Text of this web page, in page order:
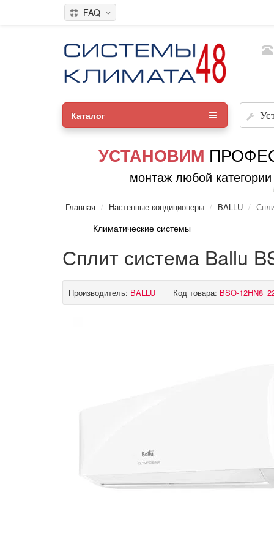
FAQ
Каталог
УСТАНОВИМ
монтаж любой
Главная Настенные кондиционеры BALLU
Климатические системы
Сплит система Ballu
Производитель: BALLU Код товара: BSO-